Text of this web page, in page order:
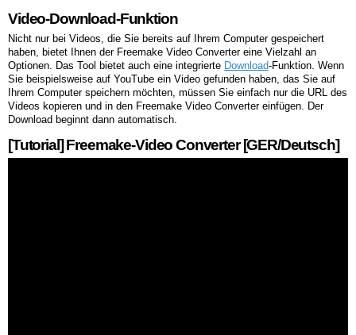
Video-Download-Funktion
Nicht nur bei Videos, die Sie bereits auf Ihrem Computer gespeichert
haben, bietet Ihnen der Freemake Video Converter eine Vielzahl an
Optionen. Das Tool bietet auch eine integrierte Download-Funktion. Wenn
Sie beispielsweise auf YouTube ein Video gefunden haben, das Sie auf
Ihrem Computer speichern möchten, müssen Sie einfach nur die URL des
Videos kopieren und in den Freemake Video Converter einfügen. Der
Download beginnt dann automatisch.
[Tutorial] Freemake-Video Converter [GER/Deutsch]